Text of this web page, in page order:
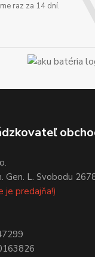
raz za 14 dní.
Gen. L. Svobodu
je predajňa!)